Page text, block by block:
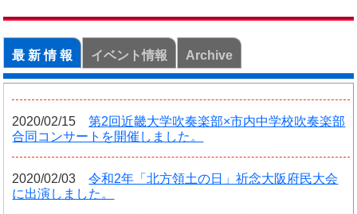
最 新 情 報 イベント情報 Archive
2020/02/15第2回近畿大学吹奏楽部×市内中学校吹奏楽部
合同コンサートを開催しました。
2020/02/03令和2年「北方領土の日」祈念大阪府民大会
に出演しました。